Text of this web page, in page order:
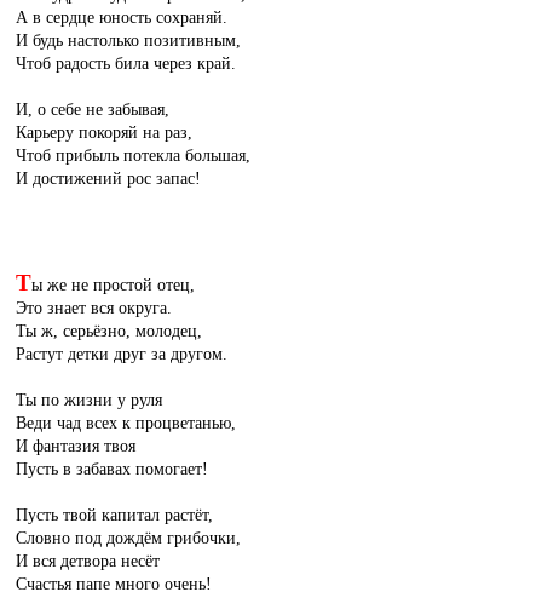
А в сердце юность сохраняй.
И будь настолько позитивным,
Чтоб радость била через край.
И, о себе не забывая,
Карьеру покоряй на раз,
Чтоб прибыль потекла большая,
И достижений рос запас!
Ты же не простой отец,
Это знает вся округа.
Ты ж, серьёзно, молодец,
Растут детки друг за другом.
Ты по жизни у руля
Веди чад всех к процветанью,
И фантазия твоя
Пусть в забавах помогает!
Пусть твой капитал растёт,
Словно под дождём грибочки,
И вся детвора несёт
Счастья папе много очень!